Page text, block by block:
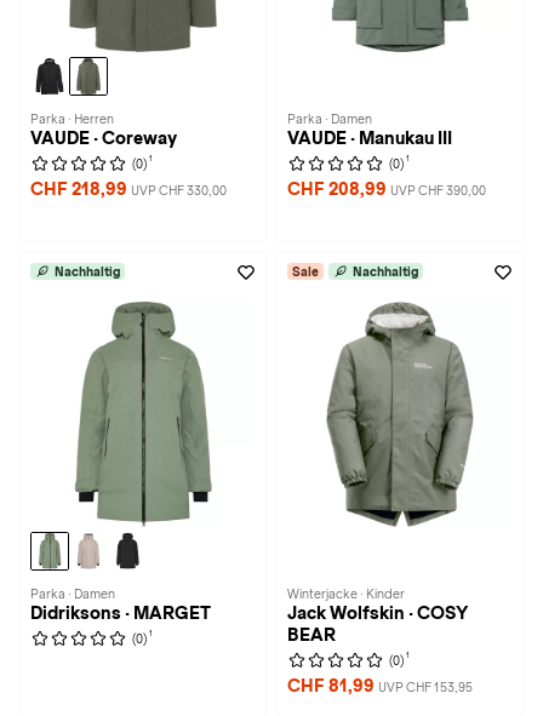
Parka · Herren
VAUDE · Coreway
(0) 1
CHF 218,99 UVP CHF 330,00
Parka · Damen
VAUDE · Manukau III
(0) 1
CHF 208,99 UVP CHF 390,00
Nachhaltig
Parka · Damen
Didriksons · MARGET
(0) 1
Sale Nachhaltig
Winterjacke · Kinder
Jack Wolfskin · COSY
BEAR
(0) 1
CHF 81,99 UVP CHF 153,95